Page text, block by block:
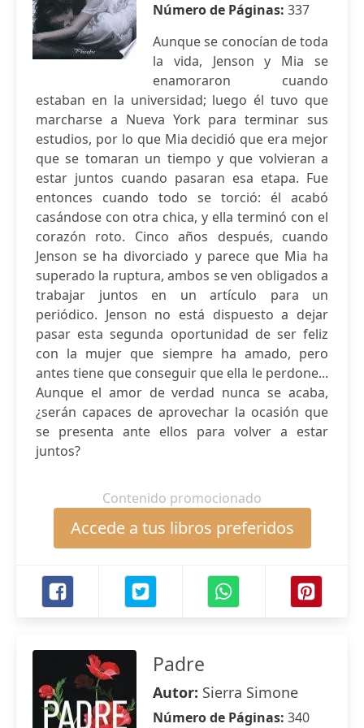
Número de Páginas: 337
Aunque se conocían de toda
la vida, Jenson y Mia se
enamoraron cuando
estaban en la universidad; luego él tuvo que
marcharse a Nueva York para terminar sus
estudios, por lo que Mia decidió que era mejor
que se tomaran un tiempo y que volvieran a
estar juntos cuando pasaran esa etapa. Fue
entonces cuando todo se torció: él acabó
casándose con otra chica, y ella terminó con el
corazón roto. Cinco años después, cuando
Jenson se ha divorciado y parece que Mia ha
superado la ruptura, ambos se ven obligados a
trabajar juntos en un artículo para un
periódico. Jenson no está dispuesto a dejar
pasar esta segunda oportunidad de ser feliz
con la mujer que siempre ha amado, pero
antes tiene que conseguir que ella le perdone...
Aunque el amor de verdad nunca se acaba,
¿serán capaces de aprovechar la ocasión que
se presenta ante ellos para volver a estar
juntos?
Contenido promocionado
Accede a tus libros preferidos
Padre
Autor: Sierra Simone
Número de Páginas: 340